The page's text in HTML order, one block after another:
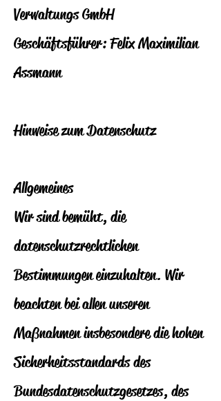
Verwaltungs GmbH
Geschäftsführer: Felix Maximilian
Assmann
Hinweise zum Datenschutz
Allgemeines
Wir sind bemüht, die
datenschutzrechtlichen
Bestimmungen einzuhalten. Wir
beachten bei allen unseren
Maßnahmen insbesondere die hohen
Sicherheitsstandards des
Bundesdatenschutzgesetzes, des